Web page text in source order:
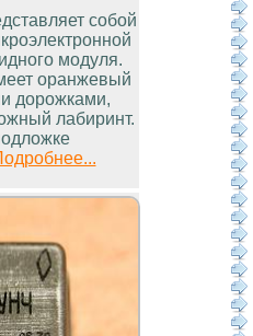
собой
модуля.
оранжевый
дорожками,
лабиринт.